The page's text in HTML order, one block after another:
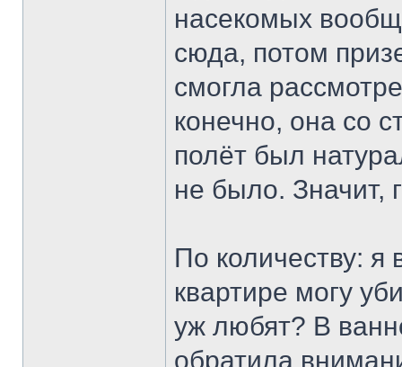
насекомых
сюда, потом
смогла
конечно, она со
полёт был
не было. Значит,
По количеству: я
квартире могу
уж любят? В
обратила